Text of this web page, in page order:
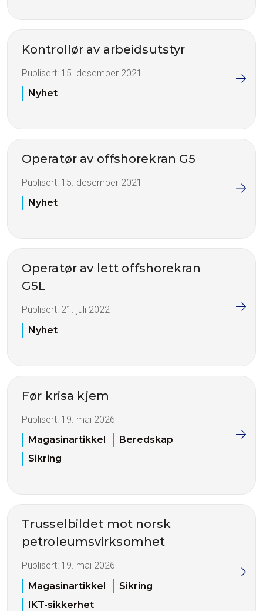
Kontrollør av arbeidsutstyr
Publisert: 15. desember 2021
Nyhet
Operatør av offshorekran G5
Publisert: 15. desember 2021
Nyhet
Operatør av lett offshorekran
G5L
Publisert: 21. juli 2022
Nyhet
Før krisa kjem
Publisert: 19. mai 2026
Magasinartikkel
Beredskap
Sikring
Trusselbildet mot norsk
petroleumsvirksomhet
Publisert: 19. mai 2026
Magasinartikkel
Sikring
IKT-sikkerhet